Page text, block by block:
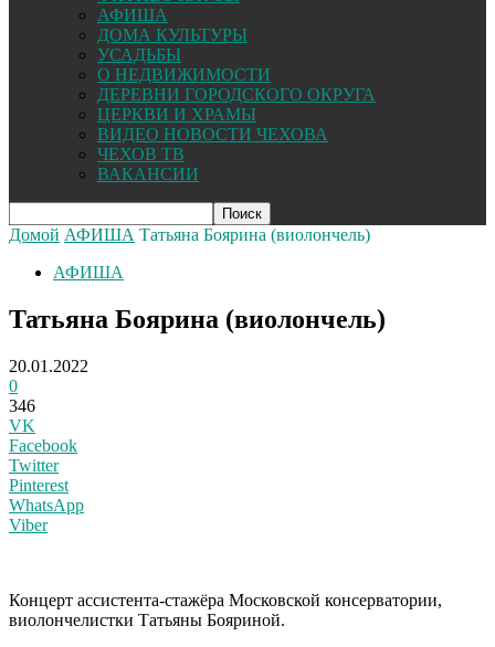
АФИША
ДОМА КУЛЬТУРЫ
УСАДЬБЫ
О НЕДВИЖИМОСТИ
ДЕРЕВНИ ГОРОДСКОГО ОКРУГА
ЦЕРКВИ И ХРАМЫ
ВИДЕО НОВОСТИ ЧЕХОВА
ЧЕХОВ ТВ
ВАКАНСИИ
Домой АФИША Татьяна Боярина (виолончель)
АФИША
Татьяна Боярина (виолончель)
20.01.2022
0
346
VK
Facebook
Twitter
Pinterest
WhatsApp
Viber
Концерт ассистента-стажёра Московской консерватории,
виолончелистки Татьяны Бояриной.